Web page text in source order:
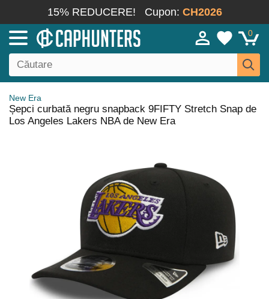
15% REDUCERE! Cupon: CH2026
0
New Era
Șepci curbată negru snapback 9FIFTY Stretch Snap de
Los Angeles Lakers NBA de New Era